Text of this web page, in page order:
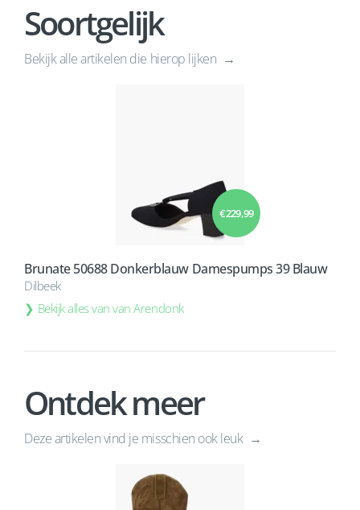
Soortgelijk
Bekijk alle artikelen die hierop lijken
€ 229,99
Brunate 50688 Donkerblauw Damespumps 39 Blauw
Dilbeek
Bekijk alles van van Arendonk
Ontdek meer
Deze artikelen vind je misschien ook leuk